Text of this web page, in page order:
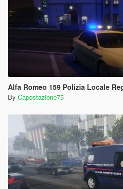
Alfa Romeo 159 Polizia Locale
By Capostazione75